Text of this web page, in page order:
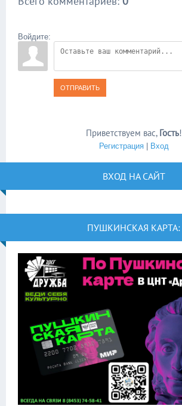
Войдите:
ОТПРАВИТЬ
Приветствуем вас, Гость!
Регистрация| Вход
ВХОД НА САЙТ
ПУШКИНСКАЯ КАРТА: